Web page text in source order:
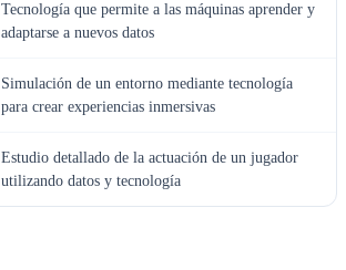
Tecnología que permite a las máquinas aprender y
adaptarse a nuevos datos
Simulación de un entorno mediante tecnología
para crear experiencias inmersivas
Estudio detallado de la actuación de un jugador
utilizando datos y tecnología